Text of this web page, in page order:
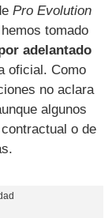
Pro Evolution
tomado
adelantado
oficial. Como
no aclara
algunos
o de